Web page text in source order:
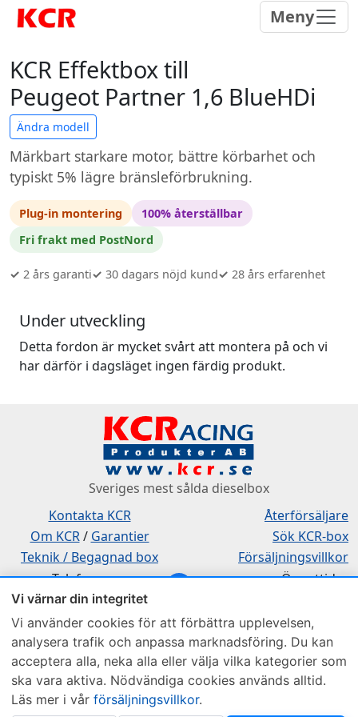
Vi värnar din integritet
Vi använder cookies för att förbättra upplevelsen,
analysera trafik och anpassa marknadsföring. Du kan
acceptera alla, neka alla eller välja vilka kategorier som
ska vara aktiva. Nödvändiga cookies används alltid.
Läs mer i vår försäljningsvillkor.
Meny
KCR Effektbox till
Peugeot Partner 1,6 BlueHDi
Ändra modell
Märkbart starkare motor, bättre körbarhet och
typiskt 5% lägre bränsleförbrukning.
Plug-in montering
100% återställbar
Fri frakt med PostNord
✓ 2 års garanti✓ 30 dagars nöjd kund✓ 28 års erfarenhet
Under utveckling
Detta fordon är mycket svårt att montera på och vi
har därför i dagsläget ingen färdig produkt.
Sveriges mest sålda dieselbox
Kontakta KCR
Om KCR/ Garantier
Teknik / Begagnad box
Återförsäljare
Sök KCR-box
Försäljningsvillkor
Telefon
0515-801 50
Öppettider
Fredag 8:00-11:30